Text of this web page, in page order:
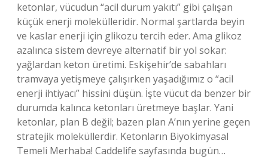
ketonlar, vücudun “acil durum yakıtı” gibi çalışan
küçük enerji molekülleridir. Normal şartlarda beyin
ve kaslar enerji için glikozu tercih eder. Ama glikoz
azalınca sistem devreye alternatif bir yol sokar:
yağlardan keton üretimi. Eskişehir’de sabahları
tramvaya yetişmeye çalışırken yaşadığımız o “acil
enerji ihtiyacı” hissini düşün. İşte vücut da benzer bir
durumda kalınca ketonları üretmeye başlar. Yani
ketonlar, plan B değil; bazen plan A’nın yerine geçen
stratejik moleküllerdir. Ketonların Biyokimyasal
Temeli Merhaba! Caddelife sayfasında bugün…